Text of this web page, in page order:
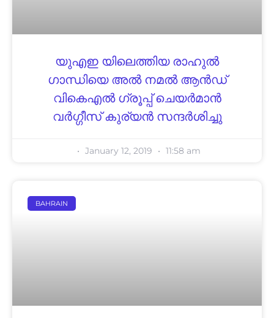
യുഎഇ യിലെത്തിയ രാഹുൽ
ഗാന്ധിയെ അൽ നമൽ ആൻഡ്
വികെഎൽ ഗ്രൂപ്പ് ചെയർമാൻ
വർഗ്ഗീസ് കുര്യൻ സന്ദർശിച്ചു
January 12, 2019 11:58 am
BAHRAIN